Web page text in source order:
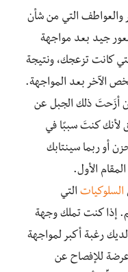
والعواطف التي من شأن
جيد بعد مواجهة
كانت تزعجك، ونتيجة
الآخر بعد المواجهة.
أزَحتَ ذلك الجبل عن
لأنك كنتَ سببًا في
أو ربما سينتابك
الأول.
السلوكيات التي
إذا كنت تملك وجهة
رغبة أكبر لمواجهة
عرضة للإفصاح عن